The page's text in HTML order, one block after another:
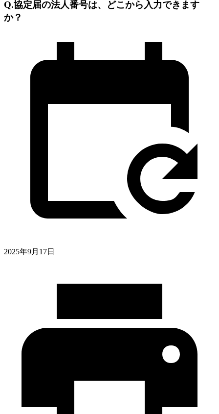
Q.協定届の法人番号は、どこから入力できます
か？
2025年9月17日